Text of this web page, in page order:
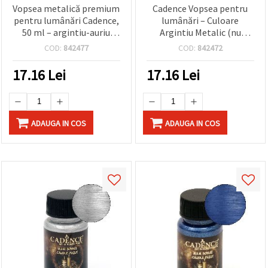
Vopsea metalică premium
pentru lumânări Cadence,
50 ml – argintiu-auriu
(nuanța 2159) pentru
proiecte DIY, hobby & craft
și uz profesional
COD: 842477
17.16 Lei
ADAUGA IN COS
Cadence Vopsea pentru
lumânări – Culoare
Argintiu Metalic (nu
conține argint real), 50
Finisaj sclipitor pentru
decorarea lumânărilor din
ceară, proiecte DIY, hobby
& craft
COD: 842472
17.16 Lei
ADAUGA IN COS